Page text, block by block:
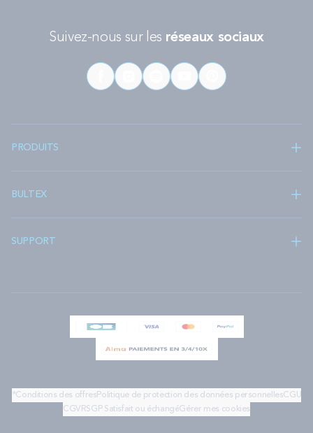
Suivez-nous sur les réseaux sociaux
PRODUITS
BULTEX
SUPPORT
*Conditions des offresPolitique de protection des données personnellesCGU
CGV RSGP Satisfait ou échangéGérer mes cookies